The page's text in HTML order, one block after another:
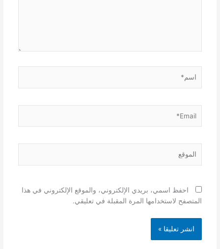
احفظ اسمي، بريدي الإلكتروني، والموقع الإلكتروني في هذا
المتصفح لاستخدامها المرة المقبلة في تعليقي.